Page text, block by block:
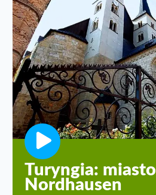
Turyngia: miasto
Nordhausen